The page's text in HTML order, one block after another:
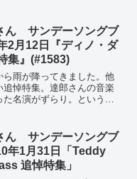
た。今日のサンソン、ノー
ん サンデーソングブ
2月12日『ディノ・ダ
集』(#1583)
ら雨が降ってきました。他
追悼特集。達郎さんの音楽
た名演がずらり。というこ
いる山下達郎さんのサンデ
ク...
ん サンデーソングブ
年1月31日「Teddy
追悼特集」